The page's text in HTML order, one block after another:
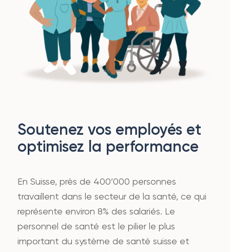
Soutenez vos employés et
optimisez la performance
En Suisse, près de 400’000 personnes
travaillent dans le secteur de la santé, ce qui
représente environ 8% des salariés. Le
personnel de santé est le pilier le plus
important du système de santé suisse et